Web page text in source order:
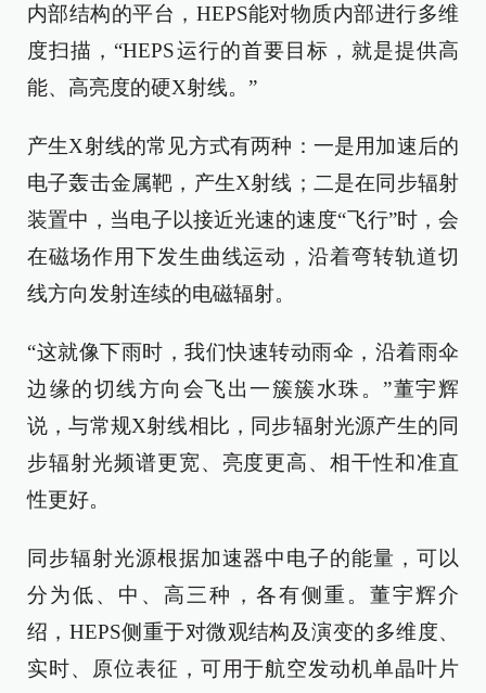
内部结构的平台，HEPS能对物质内部进行多维
度扫描，“HEPS运行的首要目标，就是提供高
能、高亮度的硬X射线。”
产生X射线的常见方式有两种：一是用加速后的
电子轰击金属靶，产生X射线；二是在同步辐射
装置中，当电子以接近光速的速度“飞行”时，会
在磁场作用下发生曲线运动，沿着弯转轨道切
线方向发射连续的电磁辐射。
“这就像下雨时，我们快速转动雨伞，沿着雨伞
边缘的切线方向会飞出一簇簇水珠。”董宇辉
说，与常规X射线相比，同步辐射光源产生的同
步辐射光频谱更宽、亮度更高、相干性和准直
性更好。
同步辐射光源根据加速器中电子的能量，可以
分为低、中、高三种，各有侧重。董宇辉介
绍，HEPS侧重于对微观结构及演变的多维度、
实时、原位表征，可用于航空发动机单晶叶片